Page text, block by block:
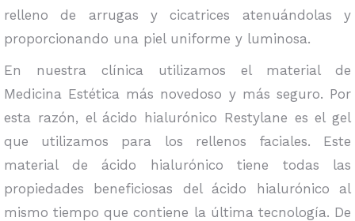
relleno de arrugas y cicatrices atenuándolas y
proporcionando una piel uniforme y luminosa.
En nuestra clínica utilizamos el material de
Medicina Estética más novedoso y más seguro. Por
esta razón, el ácido hialurónico Restylane es el gel
que utilizamos para los rellenos faciales. Este
material de ácido hialurónico tiene todas las
propiedades beneficiosas del ácido hialurónico al
mismo tiempo que contiene la última tecnología. De